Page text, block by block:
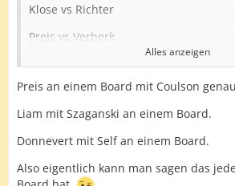
Klose vs Richter
Preis vs Verberk
Unterbuchner vs Mos
Horvat vs Lennon
Behrens vs Twedell
Liam vs Day
Troppman vs Dragt
Alles anzeigen
Preis an einem Board mit Coulson
Liam mit Szaganski an einem Board.
Donnevert mit Self an einem Board.
Also eigentlich kann man sagen das